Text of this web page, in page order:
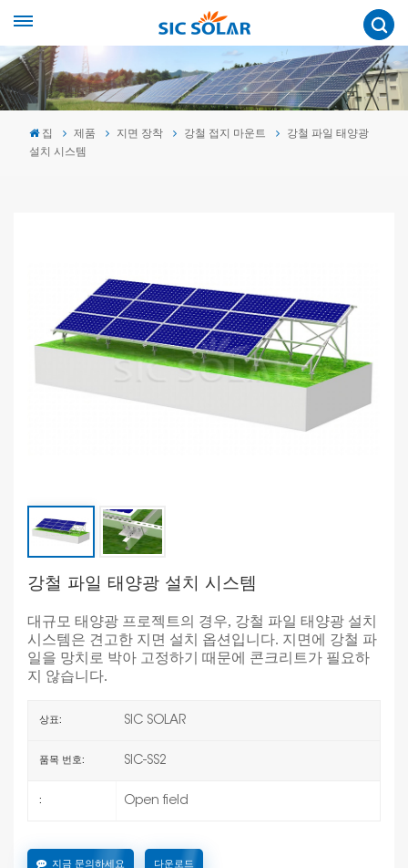
집 제품 지면 장착 강철 접지 마운트
강철 파일 태양광
설치 시스템
강철 파일 태양광 설치 시스템
대규모 태양광 프로젝트의 경우, 강철 파일 태양광 설치
시스템은 견고한 지면 설치 옵션입니다. 지면에 강철 파
일을 망치로 박아 고정하기 때문에 콘크리트가 필요하
지 않습니다.
상표: SIC SOLAR
품목 번호: SIC-SS2
: Open field
지금 문의하세요 다운로드